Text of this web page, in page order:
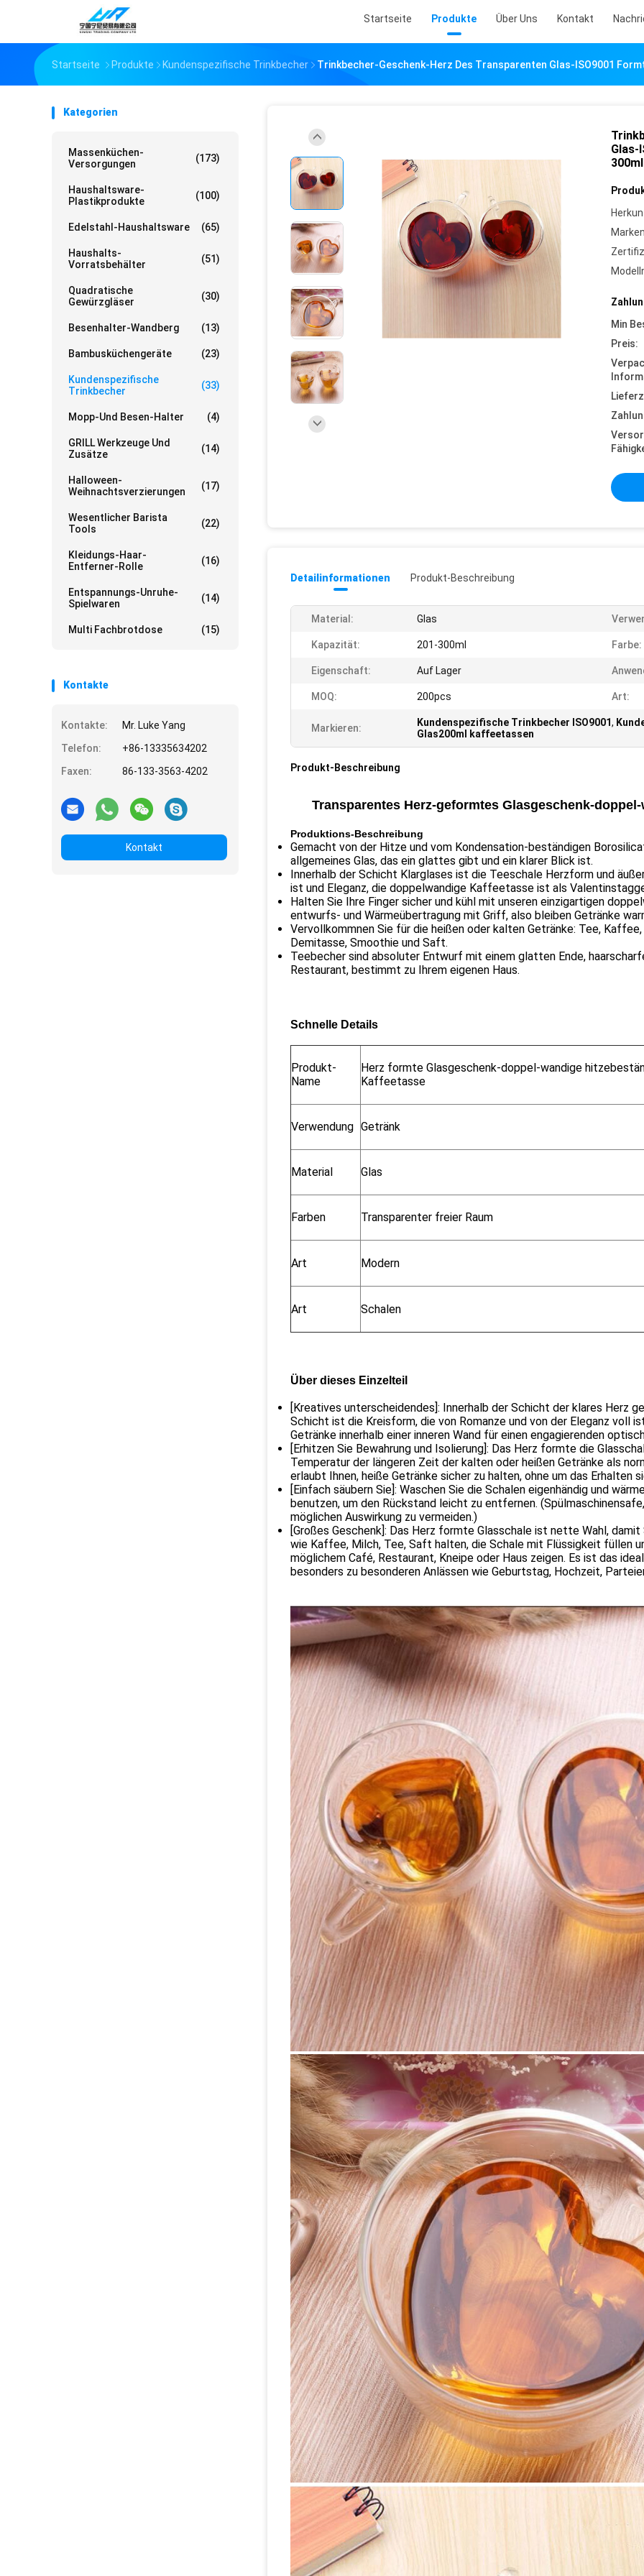
Startseite Produkte Über Uns Kontakt
Startseite Produkte Kundenspezifische Trinkbecher Trinkbecher-Geschenk-Herz Des Transparenten Glas-ISO9001
Kategorien
Massenküchen-
Versorgungen
(173)
Haushaltsware-
Plastikprodukte
(100)
Edelstahl-Haushaltsware (65)
Haushalts-
Vorratsbehälter
(51)
Quadratische
Gewürzgläser
(30)
Besenhalter-Wandberg (13)
Bambusküchengeräte (23)
Kundenspezifische
Trinkbecher
(33)
Mopp-Und Besen-Halter (4)
GRILL Werkzeuge Und
Zusätze
(14)
Halloween-
Weihnachtsverzierungen
(17)
Wesentlicher Barista
Tools
(22)
Kleidungs-Haar-
Entferner-Rolle
(16)
Entspannungs-Unruhe-
Spielwaren
(14)
Multi Fachbrotdose (15)
Kontakte
Kontakte:
Mr. Luke Yang
Telefon:
+86-13335634202
Faxen:
86-133-3563-4202
Kontakt
Glas-
300ml
Min
Preis:
Detailinformationen Produkt-Beschreibung
Material: Glas
Kapazität: 201-300ml Farbe:
Eigenschaft: Auf Lager
MOQ: 200pcs Art:
Markieren: Kundenspezifische Trinkbecher ISO9001,
Glas200ml kaffeetassen
Produkt-Beschreibung
Transparentes Herz-geformtes Glasgeschenk-
Produktions-Beschreibung
Gemacht von der Hitze und vom Kondensation-beständigen
allgemeines Glas, das ein glattes gibt und ein klarer Blick ist.
Innerhalb der Schicht Klarglases ist die Teeschale Herzform und
ist und Eleganz, die doppelwandige Kaffeetasse ist als
Halten Sie Ihre Finger sicher und kühl mit unseren einzigartigen
entwurfs- und Wärmeübertragung mit Griff, also bleiben Getränke
Vervollkommnen Sie für die heißen oder kalten Getränke: Tee,
Demitasse, Smoothie und Saft.
Teebecher sind absoluter Entwurf mit einem glatten Ende,
Restaurant, bestimmt zu Ihrem eigenen Haus.
Schnelle Details
Produkt-
Name
Herz formte Glasgeschenk-doppel-wandige
Kaffeetasse
Verwendung Getränk
Material Glas
Farben Transparenter freier Raum
Art Modern
Art Schalen
Über dieses Einzelteil
[Kreatives unterscheidendes]: Innerhalb der Schicht der klares Herz
Schicht ist die Kreisform, die von Romanze und von der Eleganz voll
Getränke innerhalb einer inneren Wand für einen engagierenden
[Erhitzen Sie Bewahrung und Isolierung]: Das Herz formte die
Temperatur der längeren Zeit der kalten oder heißen Getränke als
erlaubt Ihnen, heiße Getränke sicher zu halten, ohne um das Erhalten
[Einfach säubern Sie]: Waschen Sie die Schalen eigenhändig und
benutzen, um den Rückstand leicht zu entfernen.
möglichen Auswirkung zu vermeiden.)
[Großes Geschenk]: Das Herz formte Glasschale ist nette Wahl,
wie Kaffee, Milch, Tee, Saft halten, die Schale mit Flüssigkeit füllen
möglichem Café, Restaurant, Kneipe oder Haus zeigen. Es ist das
besonders zu besonderen Anlässen wie Geburtstag, Hochzeit,